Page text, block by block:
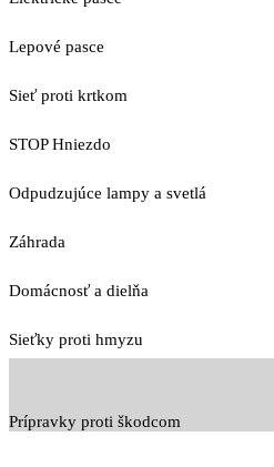
Lepové pasce
Sieť proti krtkom
STOP Hniezdo
Odpudzujúce lampy a svetlá
Záhrada
Domácnosť a dielňa
Sieťky proti hmyzu
Prípravky proti škodcom